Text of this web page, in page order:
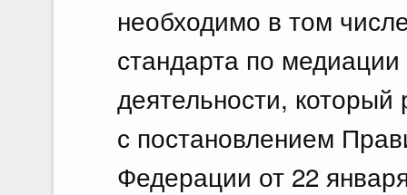
необходимо в том
стандарта по
деятельности, который
с постановлением
Федерации от 22